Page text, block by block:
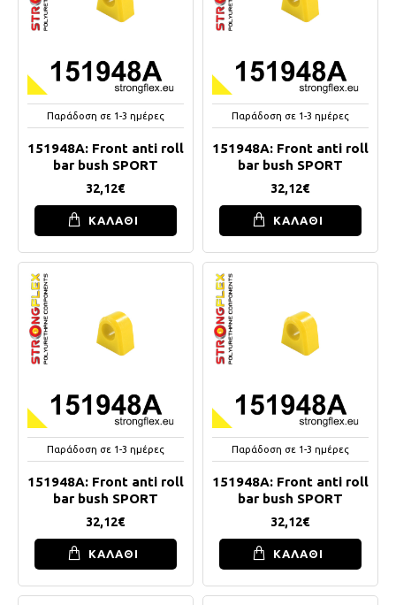
Παράδοση σε 1-3 ημέρες
151948A: Front anti roll
bar bush SPORT
32,12€
ΚΑΛΑΘΙ
Παράδοση σε 1-3 ημέρες
151948A: Front anti roll
bar bush SPORT
32,12€
ΚΑΛΑΘΙ
Παράδοση σε 1-3 ημέρες
151948A: Front anti roll
bar bush SPORT
32,12€
ΚΑΛΑΘΙ
Παράδοση σε 1-3 ημέρες
151948A: Front anti roll
bar bush SPORT
32,12€
ΚΑΛΑΘΙ